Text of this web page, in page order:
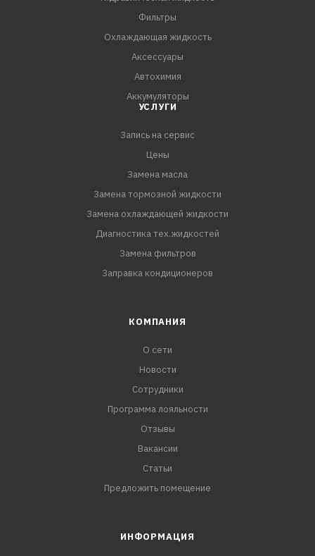
Фильтры
Охлаждающая жидкость
Аксессуары
Автохимия
Аккумуляторы
УСЛУГИ
Запись на сервис
Цены
Замена масла
Замена тормозной жидкости
Замена охлаждающей жидкости
Диагностика тех.жидкостей
Замена фильтров
Заправка кондиционеров
КОМПАНИЯ
О сети
Новости
Сотрудники
Программа лояльности
Отзывы
Вакансии
Статьи
Предложить помещение
ИНФОРМАЦИЯ